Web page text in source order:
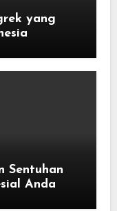
yang
Sentuhan
Anda